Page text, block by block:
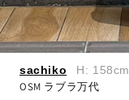
sachiko H: 158cm
OSM ラブラ万代